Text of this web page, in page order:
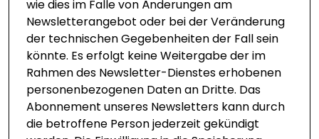
wie dies im Falle von Änderungen am
Newsletterangebot oder bei der Veränderung
der technischen Gegebenheiten der Fall sein
könnte. Es erfolgt keine Weitergabe der im
Rahmen des Newsletter-Dienstes erhobenen
personenbezogenen Daten an Dritte. Das
Abonnement unseres Newsletters kann durch
die betroffene Person jederzeit gekündigt